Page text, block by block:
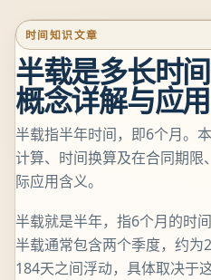
时间知识文章
半载是多长时
概念详解与应用
半载指半年时间，即6个月。
计算、时间换算及在合同期限
际应用含义。
半载就是半年，指6个月的时
半载通常包含两个季度，约为
184天之间浮动，具体取决于